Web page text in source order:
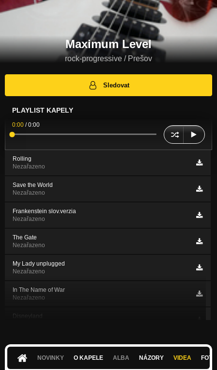
Maximum Level
rock-progressive / Prešov
Sledovat
PLAYLIST KAPELY
0:00 /0:00
Rolling
Nezařazeno
Save the World
Nezařazeno
Frankenstein slov.verzia
Nezařazeno
The Gate
Nezařazeno
My Lady unplugged
Nezařazeno
In The Name of War
Nezařazeno
Disneyland
Jahodové Blues
NOVINKY O KAPELE ALBA NÁZORY VIDEA